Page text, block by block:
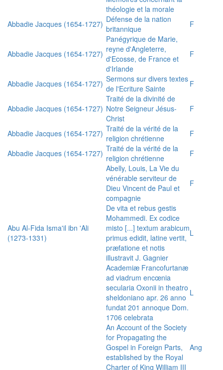
théologie et la morale
Abbadie Jacques (1654-1727) Défense de la nation
britannique
F
Abbadie Jacques (1654-1727)
Panégyrique de Marie,
reyne d'Angleterre,
d'Ecosse, de France et
d'Irlande
F
Abbadie Jacques (1654-1727) Sermons sur divers textes
de l'Ecriture Sainte
F
Abbadie Jacques (1654-1727)
Traité de la divinité de
Notre Seigneur Jésus-
Christ
F
Abbadie Jacques (1654-1727) Traité de la vérité de la
religion chrétienne
F
Abbadie Jacques (1654-1727) Traité de la vérité de la
religion chrétienne
F
Abelly, Louis, La Vie du
vénérable serviteur de
Dieu Vincent de Paul et
compagnie
F
Abu Al-Fida Isma'il ibn 'Ali
(1273-1331)
De vita et rebus gestis
Mohammedi. Ex codice
misto [...] textum arabicum
primus edidit, latine vertit,
præfatione et notis
illustravit J. Gagnier
L
Academiæ Francofurtanæ
ad viadrum encœnia
secularia Oxonii in theatro
sheldoniano apr. 26 anno
fundat 201 annoque Dom.
1706 celebrata
L
An Account of the Society
for Propagating the
Gospel in Foreign Parts,
established by the Royal
Charter of King William III
Ang